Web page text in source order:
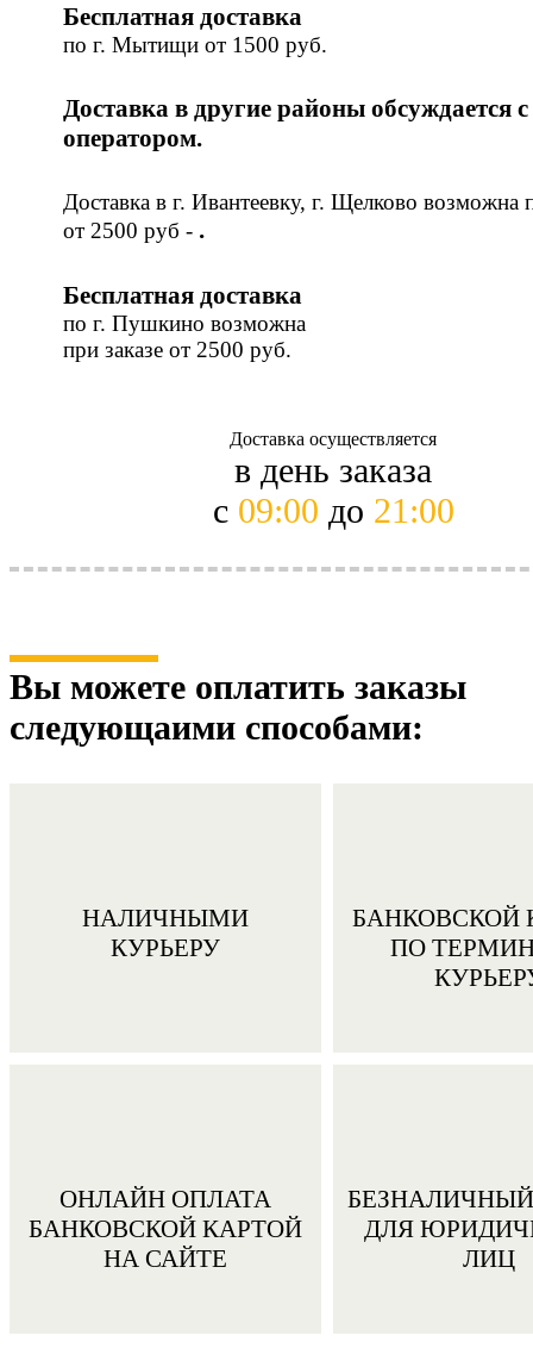
Бесплатная доставка
по г. Мытищи от 1500 руб.
Доставка в другие районы обсуждается с
оператором.
Доставка в г. Ивантеевку, г. Щелково возможна
от 2500 руб - .
Бесплатная доставка
по г. Пушкино возможна
при заказе от 2500 руб.
Доставка осуществляется
в день заказа
с 09:00 до 21:00
Вы можете оплатить заказы
следующaими способами:
НАЛИЧНЫМИ
КУРЬЕРУ
БАНКОВСКОЙ
ПО
ОНЛАЙН ОПЛАТА
БАНКОВСКОЙ КАРТОЙ
НА САЙТЕ
БЕЗНАЛИЧНЫЙ
ДЛЯ
ЛИЦ